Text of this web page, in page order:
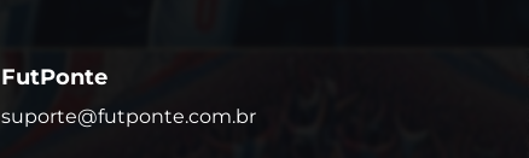
FutPonte
suporte@futponte.com.br